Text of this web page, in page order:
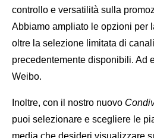
controllo e versatilità sulla
Abbiamo ampliato le opzioni per
oltre la selezione limitata di
precedentemente disponibili. Ad
Weibo.
Inoltre, con il nostro nuovo
puoi selezionare e scegliere le
media che desideri visualizzare